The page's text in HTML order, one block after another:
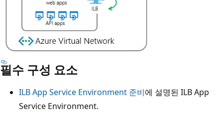
필수 구성 요소
ILB App Service Environment 준비에 설명된 ILB App
Service Environment.